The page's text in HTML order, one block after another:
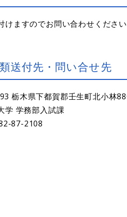
けますのでお問い合わせくださ
送付先・問い合せ先
栃木県下都賀郡壬生町北小林
学 学務部入試課
87-2108